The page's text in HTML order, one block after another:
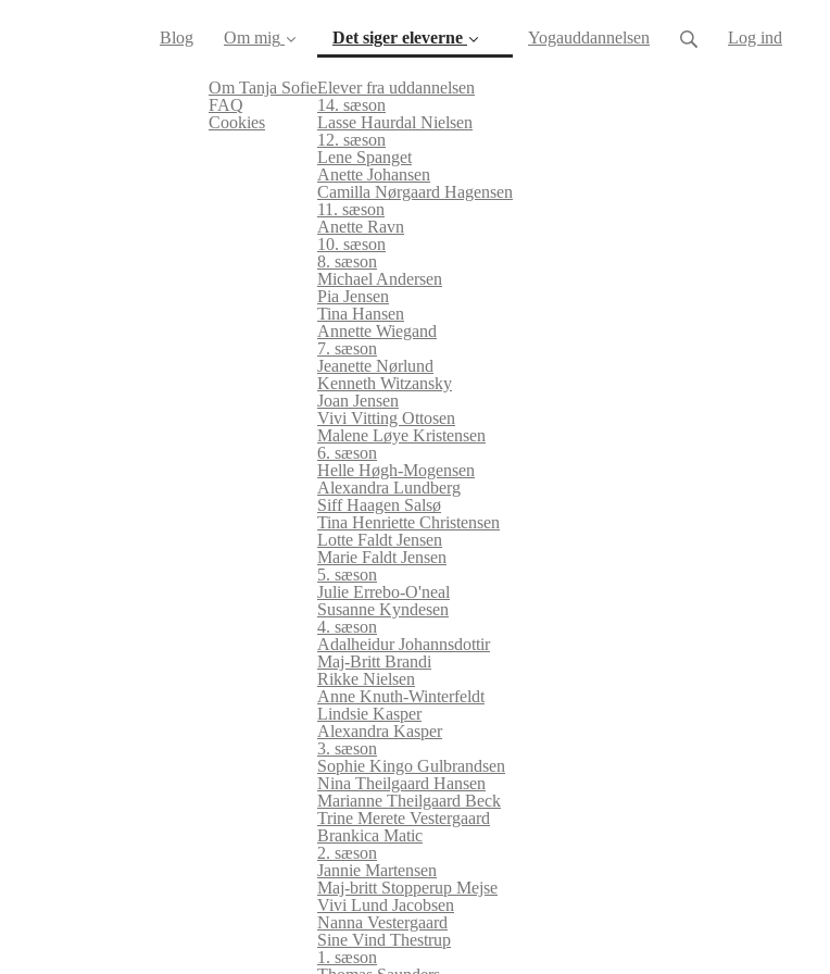
Blog Om mig
Om Tanja Sofie
FAQ
Cookies
Det siger eleverne
Elever fra uddannelsen
14. sæson
Lasse Haurdal Nielsen
12. sæson
Lene Spanget
Anette Johansen
Camilla Nørgaard Hagensen
11. sæson
Anette Ravn
10. sæson
8. sæson
Michael Andersen
Pia Jensen
Tina Hansen
Annette Wiegand
7. sæson
Jeanette Nørlund
Kenneth Witzansky
Joan Jensen
Vivi Vitting Ottosen
Malene Løye Kristensen
6. sæson
Helle Høgh-Mogensen
Alexandra Lundberg
Siff Haagen Salsø
Tina Henriette Christensen
Lotte Faldt Jensen
Marie Faldt Jensen
5. sæson
Julie Errebo-O'neal
Susanne Kyndesen
4. sæson
Adalheidur Johannsdottir
Maj-Britt Brandi
Rikke Nielsen
Anne Knuth-Winterfeldt
Lindsie Kasper
Alexandra Kasper
3. sæson
Sophie Kingo Gulbrandsen
Nina Theilgaard Hansen
Marianne Theilgaard Beck
Trine Merete Vestergaard
Brankica Matic
2. sæson
Jannie Martensen
Maj-britt Stopperup Mejse
Vivi Lund Jacobsen
Nanna Vestergaard
Sine Vind Thestrup
1. sæson
Yogauddannelsen Log ind